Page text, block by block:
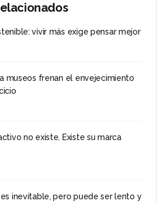
vivir más exige pensar mejor
museos frenan el envejecimiento
no existe. Existe su marca
inevitable, pero puede ser lento y